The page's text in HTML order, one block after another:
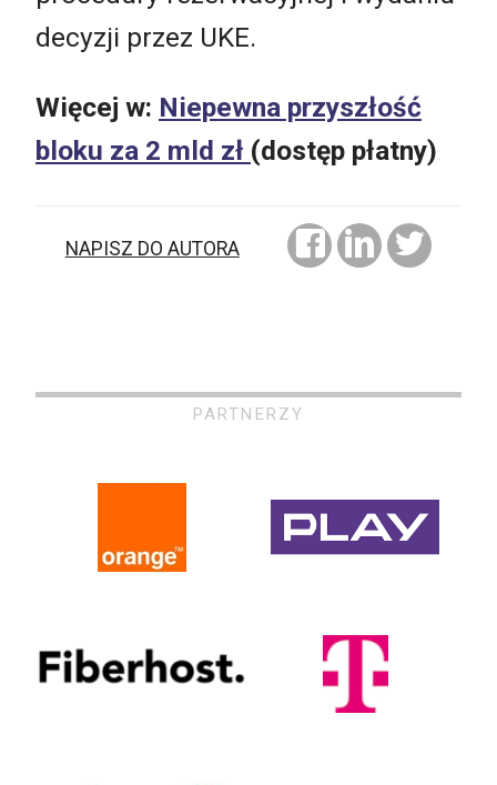
decyzji przez UKE.
Więcej w: Niepewna przyszłość
bloku za 2 mld zł (dostęp płatny)
NAPISZ DO AUTORA
PARTNERZY